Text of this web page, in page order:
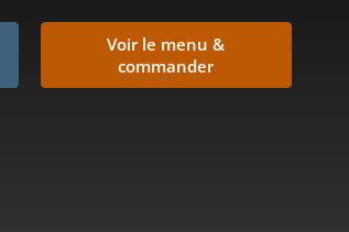
Voir le menu &
commander